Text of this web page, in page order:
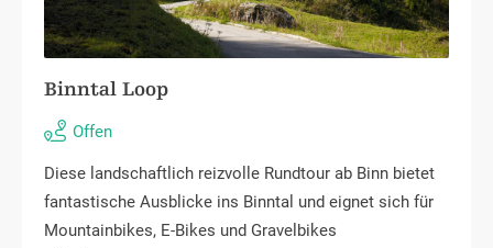
Binntal Loop
Offen
Diese landschaftlich reizvolle Rundtour ab Binn bietet
fantastische Ausblicke ins Binntal und eignet sich für
Mountainbikes, E-Bikes und Gravelbikes